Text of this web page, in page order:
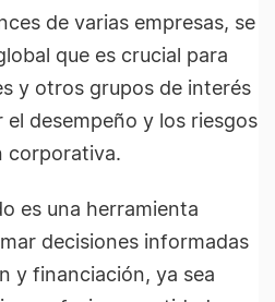
de varias empresas, se
que es crucial para
y otros grupos de interés
el desempeño y los riesgos
corporativa.
es una herramienta
decisiones informadas
y financiación, ya sea